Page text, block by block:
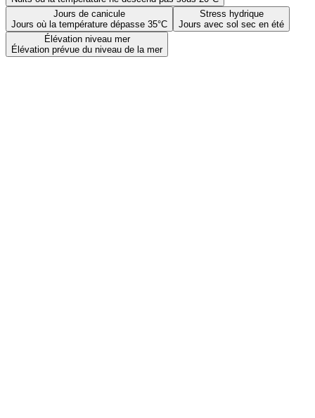
Jours de canicule
Jours où la température dépasse 35°C
Stress hydrique
Jours avec sol sec en été
Élévation niveau mer
Élévation prévue du niveau de la mer